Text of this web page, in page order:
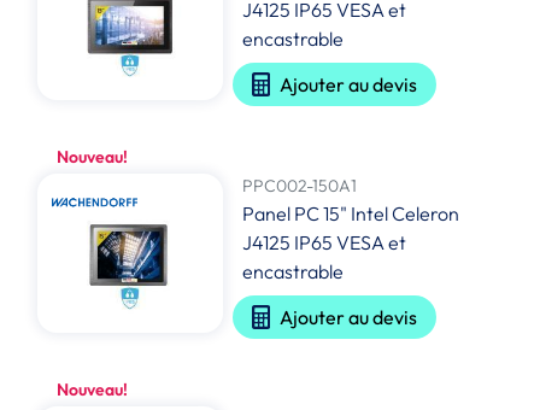
J4125 IP65 VESA et
encastrable
Ajouter au devis
Nouveau!
PPC002-150A1
Panel PC 15" Intel Celeron
J4125 IP65 VESA et
encastrable
Ajouter au devis
Nouveau!